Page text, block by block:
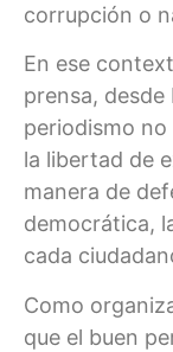
corrupción o
En ese
prensa, desde
periodismo
la libertad de
manera de
democrática,
cada
Como
que el buen